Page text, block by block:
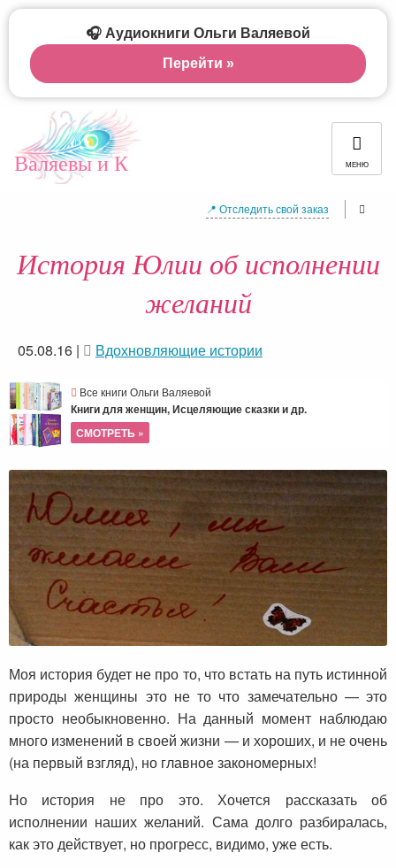
Валяевы и К МЕНЮ
📍 Отследить свой заказ
История Юлии об исполнении
желаний
05.08.16 | Вдохновляющие истории
Все книги Ольги Валяевой
Книги для женщин, Исцеляющие сказки и др.
СМОТРЕТЬ »
Моя история будет не про то, что встать на путь истинной
природы женщины это не то что замечательно — это
просто необыкновенно. На данный момент наблюдаю
много изменений в своей жизни — и хороших, и не очень
(на первый взгляд), но главное закономерных!
Но история не про это. Хочется рассказать об
исполнении наших желаний. Сама долго разбиралась,
как это действует, но прогресс, видимо, уже есть.
🎧 Аудиокниги Ольги Валяевой
Перейти »